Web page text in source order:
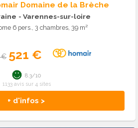
Domaine de la Brèche
- Varennes-sur-loire
6 pers., 3 chambres, 39 m²
€ 521 €
+ d'infos >
8.3/10
1133 avis sur 4 sites